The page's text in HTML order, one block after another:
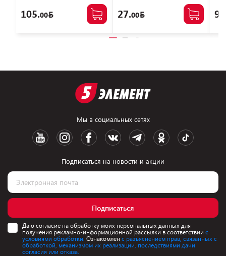
105.00 27.00
Мы в социальных сетях
Подписаться на новости и акции
Подписаться
Даю согласие на обработку моих персональных данных для
получения рекламно-информационной рассылки в соответствии с
условиями обработки. Ознакомлен с разъяснением прав, связанных с
обработкой, механизмом их реализации, последствиями дачи
согласия или отказа.